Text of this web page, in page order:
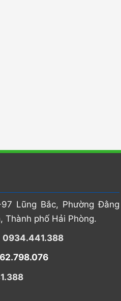
Lũng Bắc, Phường Đằng
Thành phố Hải Phòng.
0934.441.388